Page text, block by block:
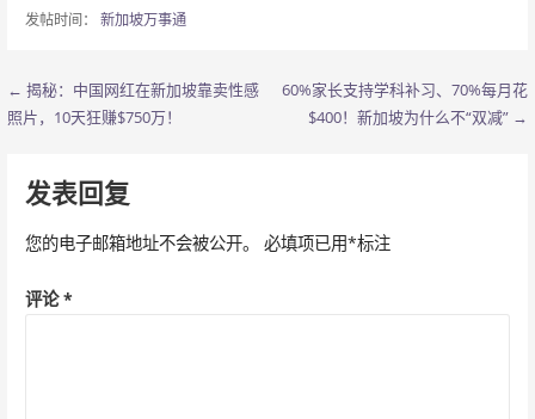
发帖时间： 新加坡万事通
文
导
航
← 揭秘：中国网红在新加坡靠卖性感
照片，10天狂赚$750万！​
60%家长支持学科补习、70%每月花
$400！新加坡为什么不“双减” →
发表回复
您的电子邮箱地址不会被公开。 必填项已用*标注
评论*